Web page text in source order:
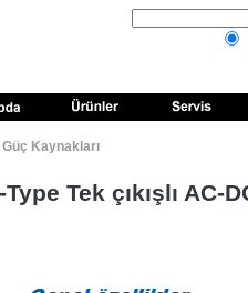
Kaynakları
Tek çıkışlı AC-